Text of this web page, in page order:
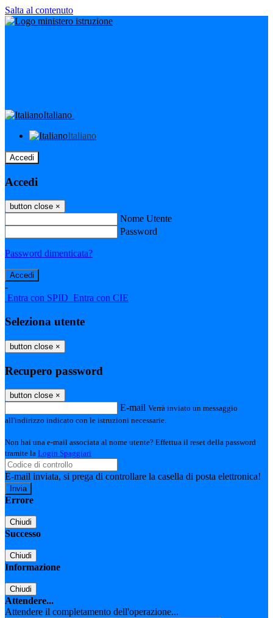
Salta al contenuto
Italiano
Italiano
Accedi
Accedi
button close ×
Nome Utente
Password
Password dimenticata?
-
Entra con SPID Entra con CIE
Seleziona utente
button close ×
Recupero password
button close ×
E-mail Verrà inviato un messaggio
all'indirizzo indicato con le istruzioni necessarie.
Non hai una e-mail associata al nome utente? Effettua il reset della password
tramite la Login Spaggiari
E-mail inviata, si prega di controllare la casella di posta elettronica!
Errore
Chiudi
Successo
Chiudi
Informazione
Chiudi
Attendere...
Attendere il completamento dell'operazione...